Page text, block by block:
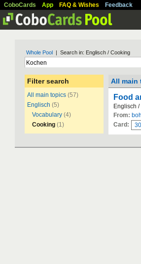
CoboCards App FAQ & Wishes Feedback
Whole Pool | Search in: Englisch / Cooking
Filter search
All main topics (57)
Englisch (5)
Vocabulary (4)
Cooking (1)
All main
Food
Englisch
From:
Card:
30